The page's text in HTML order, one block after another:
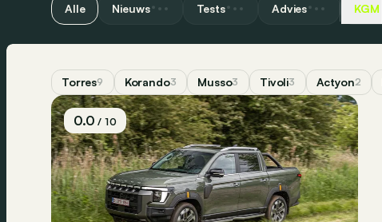
Alle Nieuws Tests Advies KGM
Torres9 Korando3 Musso3 Tivoli3 Actyon2
0.0/ 10